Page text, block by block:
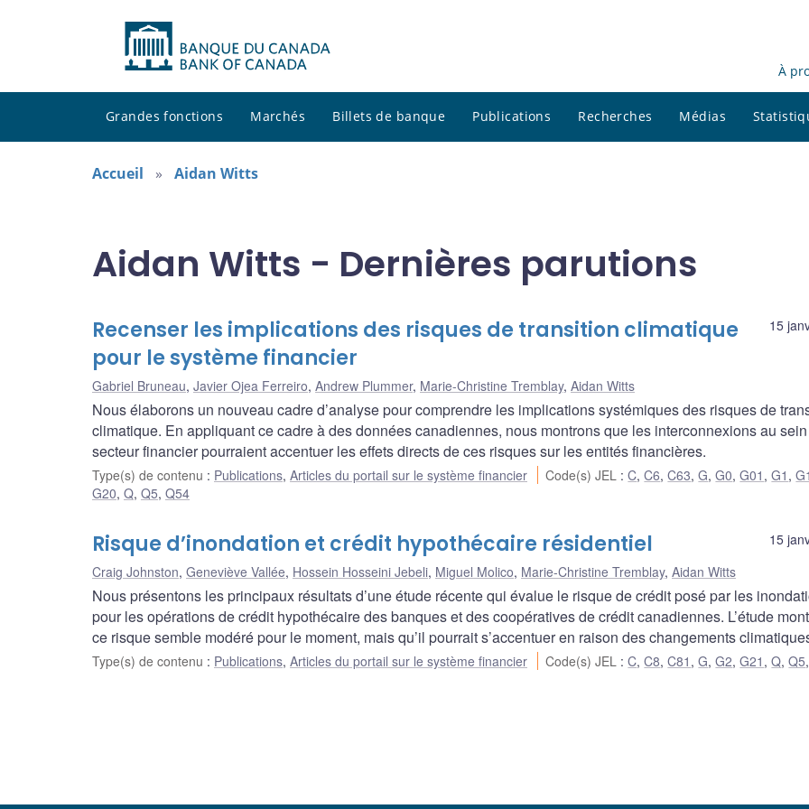
À
Grandes fonctions Marchés Billets de banque Publications Recherches Médias
Accueil Aidan Witts
Aidan Witts - Dernières parutions
15
Recenser les implications des risques de transition climatique
pour le système financier
Gabriel Bruneau, Javier Ojea Ferreiro, Andrew Plummer, Marie-Christine Tremblay, Aidan Witts
Nous élaborons un nouveau cadre d’analyse pour comprendre les implications systémiques des risques de
climatique. En appliquant ce cadre à des données canadiennes, nous montrons que les interconnexions au
secteur financier pourraient accentuer les effets directs de ces risques sur les entités financières.
Type(s) de contenu : Publications, Articles du portail sur le système financier Code(s) JEL :C,C6,C63,G,G0,G01 ,G1 ,
G20, Q, Q5, Q54
15
Risque d’inondation et crédit hypothécaire résidentiel
Craig Johnston, Geneviève Vallée, Hossein Hosseini Jebeli, Miguel Molico, Marie-Christine Tremblay, Aidan Witts
Nous présentons les principaux résultats d’une étude récente qui évalue le risque de crédit posé par les
pour les opérations de crédit hypothécaire des banques et des coopératives de crédit canadiennes. L’étude
ce risque semble modéré pour le moment, mais qu’il pourrait s’accentuer en raison des changements
Type(s) de contenu : Publications, Articles du portail sur le système financier Code(s) JEL :C,C8,C81 ,G,G2,G21 ,Q,Q5